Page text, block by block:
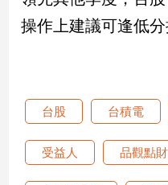
操作上建議可逢低分
台股 台積電
受益人 品觀點